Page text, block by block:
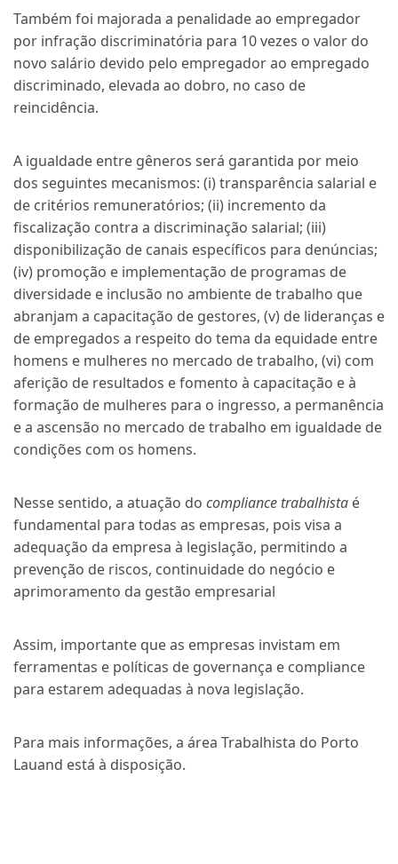
Também foi majorada a penalidade ao empregador
por infração discriminatória para 10 vezes o valor do
novo salário devido pelo empregador ao empregado
discriminado, elevada ao dobro, no caso de
reincidência.
A igualdade entre gêneros será garantida por meio
dos seguintes mecanismos: (i) transparência salarial e
de critérios remuneratórios; (ii) incremento da
fiscalização contra a discriminação salarial; (iii)
disponibilização de canais específicos para denúncias;
(iv) promoção e implementação de programas de
diversidade e inclusão no ambiente de trabalho que
abranjam a capacitação de gestores, (v) de lideranças e
de empregados a respeito do tema da equidade entre
homens e mulheres no mercado de trabalho, (vi) com
aferição de resultados e fomento à capacitação e à
formação de mulheres para o ingresso, a permanência
e a ascensão no mercado de trabalho em igualdade de
condições com os homens.
Nesse sentido, a atuação do compliance trabalhista é
fundamental para todas as empresas, pois visa a
adequação da empresa à legislação, permitindo a
prevenção de riscos, continuidade do negócio e
aprimoramento da gestão empresarial
Assim, importante que as empresas invistam em
ferramentas e políticas de governança e compliance
para estarem adequadas à nova legislação.
Para mais informações, a área Trabalhista do Porto
Lauand está à disposição.